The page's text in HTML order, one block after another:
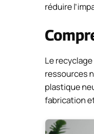
réduire
Le
ressources
plastique
fabrication